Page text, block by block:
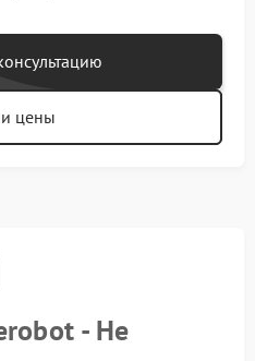
цены
- Не